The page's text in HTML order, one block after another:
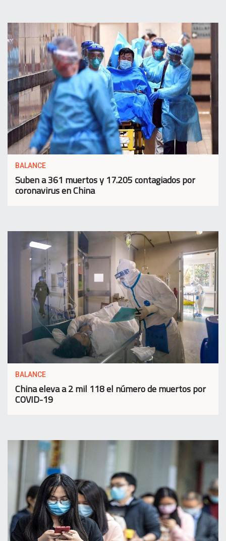
BALANCE
Suben a 361 muertos y 17.205 contagiados por
coronavirus en China
BALANCE
China eleva a 2 mil 118 el número de muertos por
COVID-19